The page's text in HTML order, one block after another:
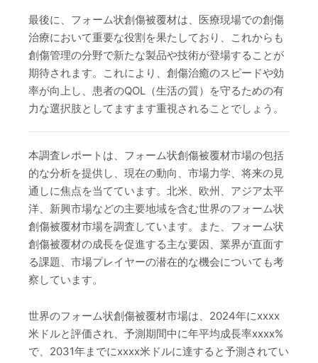
最後に、フォーム状創傷被覆材は、医療現場での創傷
治療において重要な役割を果たしており、これからも
創傷管理の分野で新たな製品や技術が登場することが
期待されます。これにより、創傷治癒のスピードや効
率が向上し、患者のQOL（生活の質）を守るための有
力な選択肢としてますます重視されることでしょう。
本調査レポートは、フォーム状創傷被覆材市場の包括
的な分析を提供し、現在の動向、市場力学、将来の見
通しに焦点を当てています。北米、欧州、アジア太平
洋、新興市場などの主要地域を含む世界のフォーム状
創傷被覆材市場を調査しています。また、フォーム状
創傷被覆材の成長を促進する主な要因、業界が直面す
る課題、市場プレイヤーの潜在的な機会についても考
察しています。
世界のフォーム状創傷被覆材市場は、2024年にxxxx
米ドルと評価され、予測期間中に年平均成長率xxxx%
で、2031年までにxxxx米ドルに達すると予測されてい